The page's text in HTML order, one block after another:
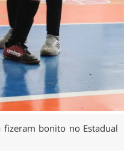
bonito no Estadual